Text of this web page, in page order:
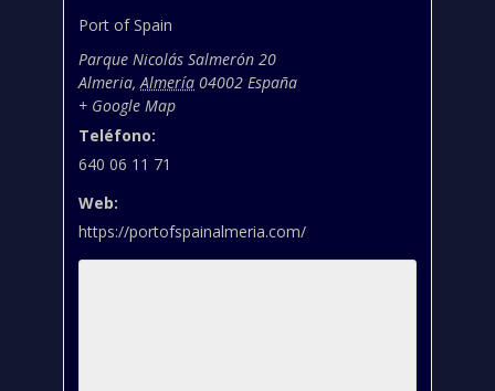
Port of Spain
Parque Nicolás Salmerón 20
Almeria, Almería 04002 España
+ Google Map
Teléfono:
640 06 11 71
Web:
https://portofspainalmeria.com/